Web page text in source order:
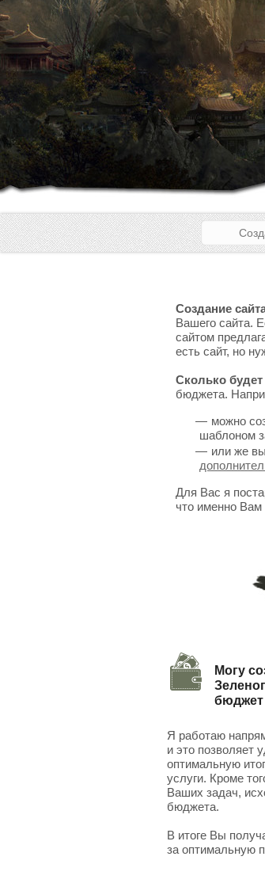
Создание
Вашего сайта.
сайтом
есть сайт, но
Сколько будет
бюджета.
можно
шаблоном
или же
Для Вас я
что именно Вам
Могу
бюджет
Я работаю
и это позволяет
оптимальную
услуги. Кроме
Ваших задач,
бюджета.
В итоге Вы
за оптимальную